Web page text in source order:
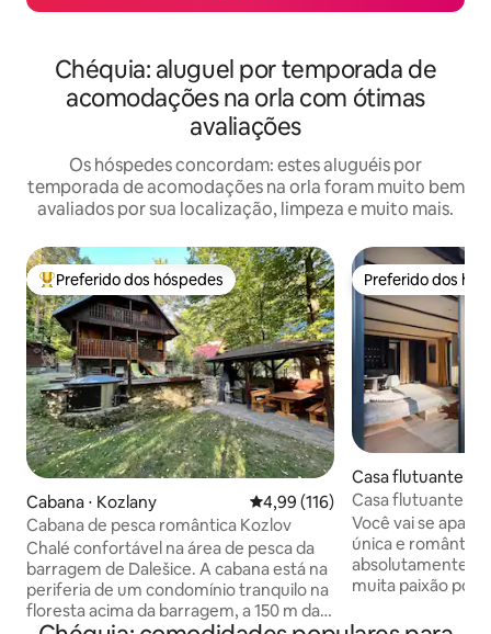
Chéquia: aluguel por temporada de
acomodações na orla com ótimas
avaliações
Os hóspedes concordam: estes aluguéis por
temporada de acomodações na orla foram muito bem
avaliados por sua localização, limpeza e muito mais.
Entre os melhores preferidos dos hóspedes
Preferido dos hóspedes
Cabana ⋅ Kozlany 4,99 de uma avaliação média de
4,99 (116)
Cabana de pesca romântica Kozlov
Chalé confortável na área de pesca da
barragem de Dalešice. A cabana está na
periferia de um condomínio tranquilo na
floresta acima da barragem, a 150 m da
Preferido dos
Preferido dos
Casa flutuante ⋅
Casa flutuante
Praga
Você vai se
única e
absolutamente
muita paixão por
inesquecível e